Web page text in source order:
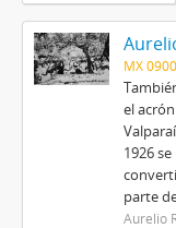
MX
el
1926
parte
Aurelio